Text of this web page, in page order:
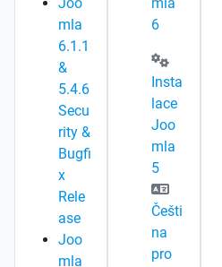
mla
6.1.1
&
5.4.6
Secu
rity &
Bugfi
x
Rele
ase
Joo
mla
6
Insta
lace
Joo
mla
5
Češti
na
pro